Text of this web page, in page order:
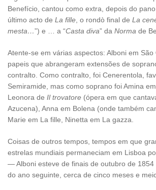
Benefício, cantou como extra, depois do
último acto de La fille, o rondò final de La
mesta…”) e … a “Casta diva” da Norma de
Atente-se em várias aspectos: Alboni em São
papeis que abrangeram extensões de
contralto. Como contralto, foi Cenerentola,
Semiramide, mas como soprano foi Amina em
Leonora de Il trovatore (ópera em que
Azucena), Anna em Bolena (onde também
Marie em La fille, Ninetta em La gazza.
Coisas de outros tempos, tempos em que
estrelas mundiais permaneciam em Lisboa
— Alboni esteve de finais de outubro de 1854
do ano seguinte, cerca de cinco meses e